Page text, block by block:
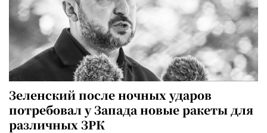
Зеленский после ночных ударов
потребовал у Запада новые ракеты для
различных ЗРК